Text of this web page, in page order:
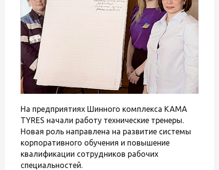
На предприятиях Шинного комплекса KAMA
TYRES начали работу технические тренеры.
Новая роль направлена на развитие системы
корпоративного обучения и повышение
квалификации сотрудников рабочих
специальностей.